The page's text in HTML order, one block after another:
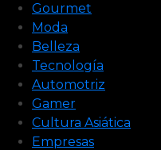
Gourmet
Moda
Belleza
Tecnología
Automotriz
Gamer
Cultura Asiática
Empresas